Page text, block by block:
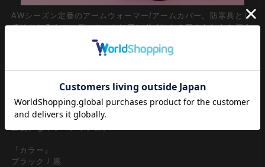
AWシーズン定番のアームウォーマー/アームカバー。防寒具とし
てはもちろんコーディネートにワンポイントのアクセントを与え
てくれるアクセサリーとしてもメンズレディース問わずユニセッ
クスで取り入れたいアイテムの一つ。
ふわふわっとした触感と上品な毛羽立ちのグラマラスなニュアン
スがスウィートなファー混ローゲージ編みニット×サイドをザク
ザクと甘く繋ぎ、装着した時に隙間がボコボコ空く独創的なスタ
イルがエレガント。インフルエンサー界隈、韓国ファッション、
SNS,インスタ映え、TikTok・・・全部飲み込んで『カワイイは
『カラー』
ブラック / 黒